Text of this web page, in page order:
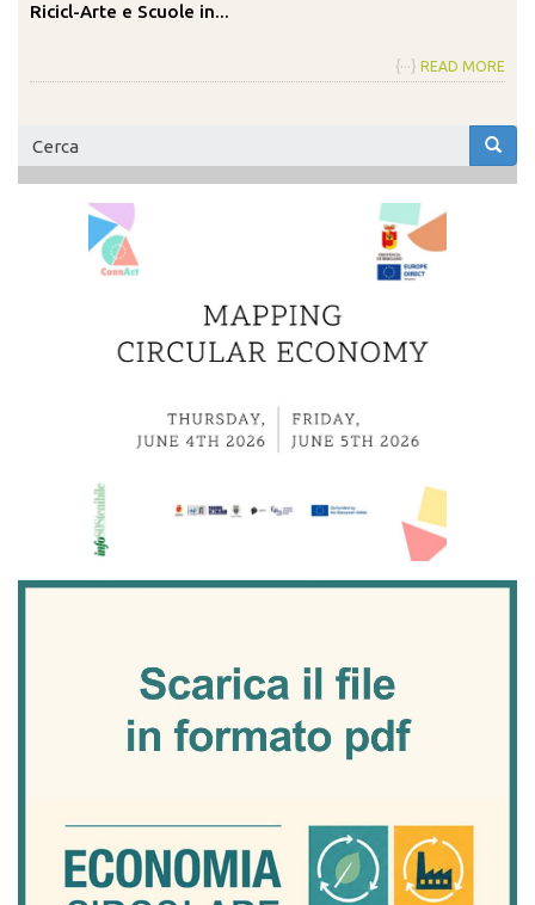
Ricicl-Arte e Scuole in...
{···} READ MORE
Form
di
ricerca
Cerca